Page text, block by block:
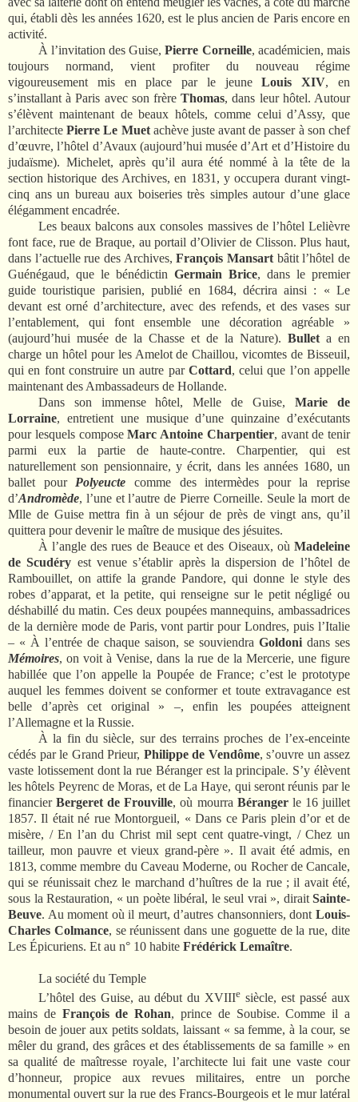
qui, établi dès les années 1620, est le plus ancien de Paris encore en
activité.
À l’invitation des Guise,Pierre Corneille, académicien, mais
toujours normand, vient profiter du nouveau régime
vigoureusement mis en place par le jeuneLouis XIV, en
s’installant à Paris avec son frèreThomas, dans leur hôtel. Autour
s’élèvent maintenant de beaux hôtels, comme celui d’Assy, que
l’architectePierre Le Muetachève juste avant de passer à son chef
d’œuvre, l’hôtel d’Avaux (aujourd’hui musée d’Art et d’Histoire du
judaïsme). Michelet, après qu’il aura été nommé à la tête de la
section historique des Archives, en 1831, y occupera durant vingt-
cinq ans un bureau aux boiseries très simples autour d’une glace
élégamment encadrée.
Les beaux balcons aux consoles massives de l’hôtel Lelièvre
font face, rue de Braque, au portail d’Olivier de Clisson. Plus haut,
dans l’actuelle rue des Archives,François Mansart bâtit l’hôtel de
Guénégaud, que le bénédictin Germain Brice, dans le premier
guide touristique parisien, publié en 1684, décrira ainsi : « Le
devant est orné d’architecture, avec des refends, et des vases sur
l’entablement, qui font ensemble une décoration agréable »
(aujourd’hui musée de la Chasse et de la Nature). Bullet a en
charge un hôtel pour les Amelot de Chaillou, vicomtes de Bisseuil,
qui en font construire un autre par Cottard, celui que l’on appelle
maintenant des Ambassadeurs de Hollande.
Dans son immense hôtel, Melle de Guise,Marie de
Lorraine, entretient une musique d’une quinzaine d’exécutants
pour lesquels composeMarc Antoine Charpentier, avant de tenir
parmi eux la partie de haute-contre. Charpentier, qui est
naturellement son pensionnaire, y écrit, dans les années 1680, un
ballet pour Polyeucte comme des intermèdes pour la reprise
d’Andromède, l’une et l’autre de Pierre Corneille. Seule la mort de
Mlle de Guise mettra fin à un séjour de près de vingt ans, qu’il
quittera pour devenir le maître de musique des jésuites.
À l’angle des rues de Beauce et des Oiseaux, où Madeleine
de Scudéry est venue s’établir après la dispersion de l’hôtel de
Rambouillet, on attife la grande Pandore, qui donne le style des
robes d’apparat, et la petite, qui renseigne sur le petit négligé ou
déshabillé du matin. Ces deux poupées mannequins, ambassadrices
de la dernière mode de Paris, vont partir pour Londres, puis l’Italie
– « À l’entrée de chaque saison, se souviendra Goldoni dans ses
Mémoires, on voit à Venise, dans la rue de la Mercerie, une figure
habillée que l’on appelle la Poupée de France; c’est le prototype
auquel les femmes doivent se conformer et toute extravagance est
belle d’après cet original » –, enfin les poupées atteignent
l’Allemagne et la Russie.
À la fin du siècle, sur des terrains proches de l’ex-enceinte
cédés par le Grand Prieur, Philippe de Vendôme, s’ouvre un assez
vaste lotissement dont la rue Béranger est la principale. S’y élèvent
les hôtels Peyrenc de Moras, et de La Haye, qui seront réunis par le
financierBergeret de Frouville, où mourra Bérangerle 16 juillet
1857. Il était né rue Montorgueil, « Dans ce Paris plein d’or et de
misère, / En l’an du Christ mil sept cent quatre-vingt, / Chez un
tailleur, mon pauvre et vieux grand-père ». Il avait été admis, en
1813, comme membre du Caveau Moderne, ou Rocher de Cancale,
qui se réunissait chez le marchand d’huîtres de la rue ; il avait été,
sous la Restauration, « un poète libéral, le seul vrai », dirait Sainte-
Beuve. Au moment où il meurt, d’autres chansonniers, dont Louis-
Charles Colmance, se réunissent dans une goguette de la rue, dite
Les Épicuriens. Et au n° 10 habite Frédérick Lemaître.
La société du Temple
L’hôtel des Guise, au début du XVIIIe siècle, est passé aux
mains de François de Rohan, prince de Soubise. Comme il a
besoin de jouer aux petits soldats, laissant « sa femme, à la cour, se
mêler du grand, des grâces et des établissements de sa famille » en
sa qualité de maîtresse royale, l’architecte lui fait une vaste cour
d’honneur, propice aux revues militaires, entre un porche
monumental ouvert sur la rue des Francs-Bourgeois et le mur latéral